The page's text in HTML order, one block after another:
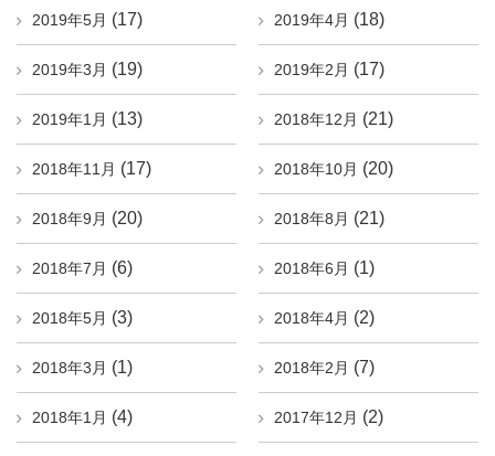
2019年5月 (17) 2019年4月 (18)
2019年3月 (19) 2019年2月 (17)
2019年1月 (13) 2018年12月 (21)
2018年11月 (17) 2018年10月 (20)
2018年9月 (20) 2018年8月 (21)
2018年7月 (6) 2018年6月 (1)
2018年5月 (3) 2018年4月 (2)
2018年3月 (1) 2018年2月 (7)
2018年1月 (4) 2017年12月 (2)